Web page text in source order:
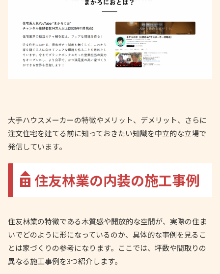
大手ハウスメーカーの特徴やメリット、デメリット、さらに
注文住宅を建てる前に知っておきたい知識を中立的な立場で
発信しています。
住友林業の内装の施工事例
住友林業の特徴である木質感や開放的な空間が、実際の住ま
いでどのように形になっているのか、具体的な事例を見るこ
とは家づくりの参考になります。ここでは、坪数や間取りの
異なる施工事例を3つ紹介します。